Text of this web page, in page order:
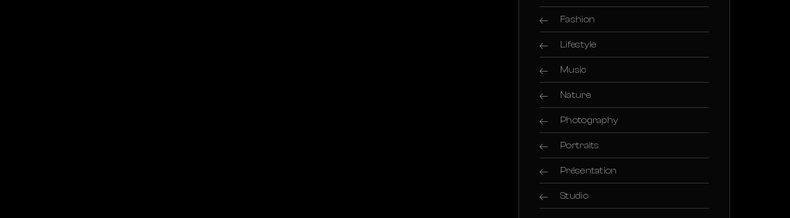
Fashion
Lifestyle
Music
Nature
Photography
Portraits
Présentation
Studio